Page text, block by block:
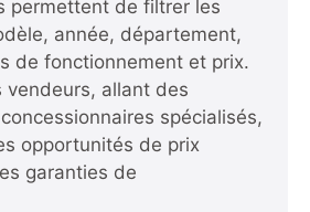
permettent de filtrer les
année, département,
de fonctionnement et prix.
vendeurs, allant des
spécialisés,
opportunités de prix
garanties de